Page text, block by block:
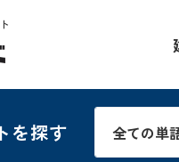
を探す